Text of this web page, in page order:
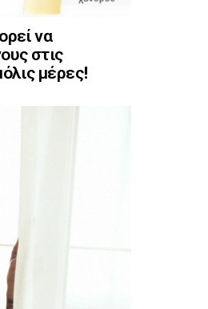
να
στις
μέρες!